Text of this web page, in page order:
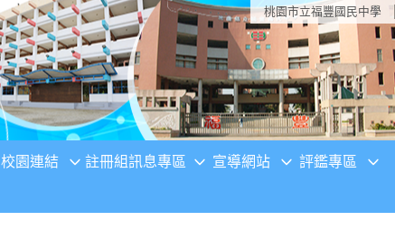
桃園市立福豐國民中學
校園連結 註冊組訊息專區 宣導網站 評鑑專區